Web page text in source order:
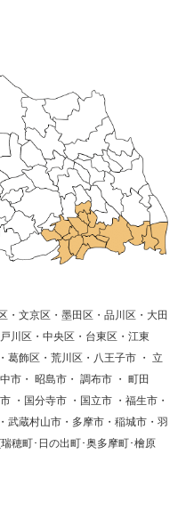
・文京区・墨田区・品川区・大田
川区・中央区・台東区・江東
葛飾区・荒川区・八王子市 ・ 立
市・ 昭島市・ 調布市 ・ 町田
・国分寺市 ・国立市 ・福生市・
武蔵村山市・多摩市・稲城市・羽
穂町･日の出町･奥多摩町･檜原